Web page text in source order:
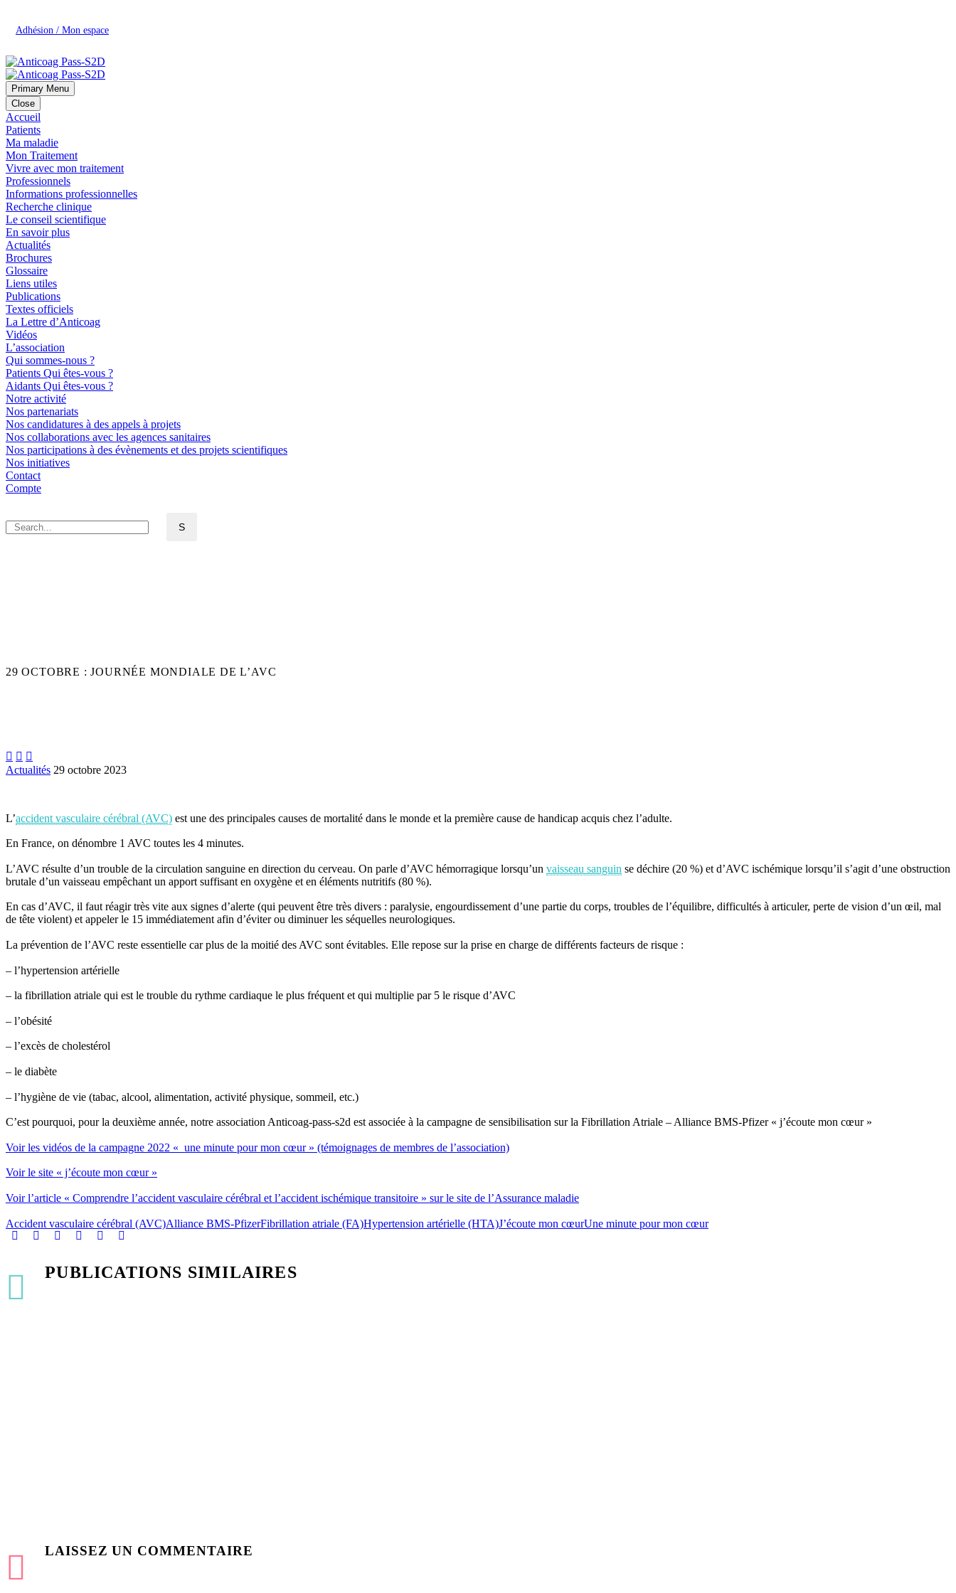
Adhésion / Mon espace
Primary Menu
Close
Accueil
Patients
Ma maladie
Mon Traitement
Vivre avec mon traitement
Professionnels
Informations professionnelles
Recherche clinique
Le conseil scientifique
En savoir plus
Actualités
Brochures
Glossaire
Liens utiles
Publications
Textes officiels
La Lettre d’Anticoag
Vidéos
L’association
Qui sommes-nous ?
Patients Qui êtes-vous ?
Aidants Qui êtes-vous ?
Notre activité
Nos partenariats
Nos candidatures à des appels à projets
Nos collaborations avec les agences sanitaires
Nos participations à des évènements et des projets scientifiques
Nos initiatives
Contact
Compte
29 OCTOBRE : JOURNÉE MONDIALE DE L’AVC
  
Actualités 29 octobre 2023
L’accident vasculaire cérébral (AVC) est une des principales causes de mortalité dans le monde et la première cause de handicap acquis chez l’adulte.
En France, on dénombre 1 AVC toutes les 4 minutes.
L’AVC résulte d’un trouble de la circulation sanguine en direction du cerveau. On parle d’AVC hémorragique lorsqu’un vaisseau sanguin se déchire (20 %) et d’AVC ischémique lorsqu’il s’agit d’une obstruction
brutale d’un vaisseau empêchant un apport suffisant en oxygène et en éléments nutritifs (80 %).
En cas d’AVC, il faut réagir très vite aux signes d’alerte (qui peuvent être très divers : paralysie, engourdissement d’une partie du corps, troubles de l’équilibre, difficultés à articuler, perte de vision d’un œil, mal
de tête violent) et appeler le 15 immédiatement afin d’éviter ou diminuer les séquelles neurologiques.
La prévention de l’AVC reste essentielle car plus de la moitié des AVC sont évitables. Elle repose sur la prise en charge de différents facteurs de risque :
– l’hypertension artérielle
– la fibrillation atriale qui est le trouble du rythme cardiaque le plus fréquent et qui multiplie par 5 le risque d’AVC
– l’obésité
– l’excès de cholestérol
– le diabète
– l’hygiène de vie (tabac, alcool, alimentation, activité physique, sommeil, etc.)
C’est pourquoi, pour la deuxième année, notre association Anticoag-pass-s2d est associée à la campagne de sensibilisation sur la Fibrillation Atriale – Alliance BMS-Pfizer « j’écoute mon cœur »
Voir les vidéos de la campagne 2022 « une minute pour mon cœur » (témoignages de membres de l’association)
Voir le site « j’écoute mon cœur »
Voir l’article « Comprendre l’accident vasculaire cérébral et l’accident ischémique transitoire » sur le site de l’Assurance maladie
Accident vasculaire cérébral (AVC)Alliance BMS-PfizerFibrillation atriale (FA)Hypertension artérielle (HTA)J’écoute mon cœurUne minute pour mon cœur
PUBLICATIONS SIMILAIRES
30 Déc 2024LAISSEZUN COMMENTAIRE